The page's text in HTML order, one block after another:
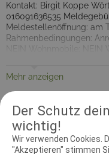
Der Schutz
wichtig!
Wir verwenden Cookies.
"Akzeptieren" stimmen
Kontakt: Birgit Koppe
016091636535
Meldestellenöffnung: am
Rahmenbedingungen:
NEIN Wohnmobile: NEIN
Mannschaftsläufe
Sonstiges: Alle
Mehr anzeigen
Information Kontakt
Zeitzone: Europe/